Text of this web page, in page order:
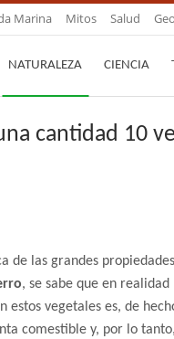
Marina Mitos Salud
NATURALEZA CIENCIA
cantidad 10
de las grandes
, se sabe que en realidad
vegetales es, de
comestible y, por lo